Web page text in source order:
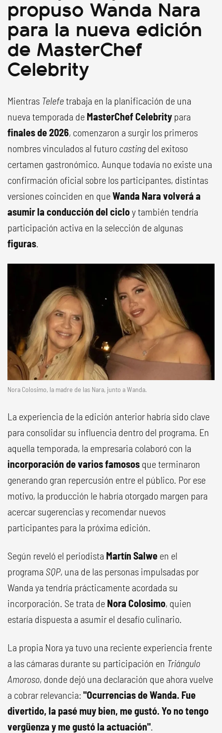
propuso Wanda Nara
para la nueva edición
de MasterChef
Celebrity
Mientras Telefetrabaja en la planificación de una
nueva temporada de MasterChef Celebrity para
finales de 2026, comenzaron a surgir los primeros
nombres vinculados al futuro casting del exitoso
certamen gastronómico. Aunque todavía no existe una
confirmación oficial sobre los participantes, distintas
versiones coinciden en queWanda Nara volverá a
asumir la conducción del cicloy también tendría
participación activa en la selección de algunas
figuras.
Nora Colosimo, la madre de las Nara, junto a Wanda.
La experiencia de la edición anterior habría sido clave
para consolidar su influencia dentro del programa. En
aquella temporada, la empresaria colaboró con la
incorporación de varios famosos que terminaron
generando gran repercusión entre el público. Por ese
motivo, la producción le habría otorgado margen para
acercar sugerencias y recomendar nuevos
participantes para la próxima edición.
Según reveló el periodista Martín Salwe en el
programa SQP, una de las personas impulsadas por
Wanda ya tendría prácticamente acordada su
incorporación. Se trata de Nora Colosimo, quien
estaría dispuesta a asumir el desafío culinario.
La propia Nora ya tuvo una reciente experiencia frente
a las cámaras durante su participación en Triángulo
Amoroso, donde dejó una declaración que ahora vuelve
a cobrar relevancia: "Ocurrencias de Wanda. Fue
divertido, la pasé muy bien, me gustó. Yo no tengo
vergüenza y me gustó la actuación".